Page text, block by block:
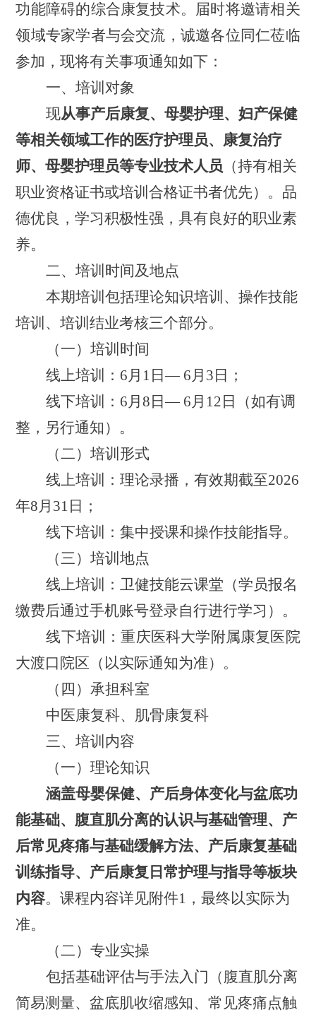
功能障碍的综合康复技术。届时将邀请相关
领域专家学者与会交流，诚邀各位同仁莅临
参加，现将有关事项通知如下：
一、培训对象
现从事产后康复、母婴护理、妇产保健
等相关领域工作的医疗护理员、康复治疗
师、母婴护理员等专业技术人员 （持有相关
职业资格证书或培训合格证书者优先）。品
德优良，学习积极性强，具有良好的职业素
养。
二、培训时间及地点
本期培训包括理论知识培训、操作技能
培训、培训结业考核三个部分。
（一）培训时间
线上培训： 6月 1 日— 6月 3 日；
线下培训： 6月8 日— 6月 12 日（如有调
整，另行通知）。
（二）培训形式
线上培训：理论录播，有效期截至2026
年8月 31 日 ；
线下培训：集中授课和操作技能指导。
（三）培训地点
线上培训：卫健技能云课堂 （学员报名
缴费后通过手机账号登录自行进行学习 ）。
线下培训：重庆医科大学附属康复医院
大渡口院区 （以实际通知为准）。
（ 四 ）承担科室
中医康复科、肌骨康复科
三、培训内容
（一）理论知识
涵盖母婴保健、 产后身体变化与盆底功
能基础、腹直肌分离的认识与基础管理、产
后常见疼痛与基础缓解方法、产后康复基础
训练指导、产后康复日常护理与指导等板块
内容。课程内容详见附件1 ，最终以实际为
准。
（二）专业实操
包括基础评估与手法入门（腹直肌分离
简易测量、盆底肌收缩感知、常见疼痛点触